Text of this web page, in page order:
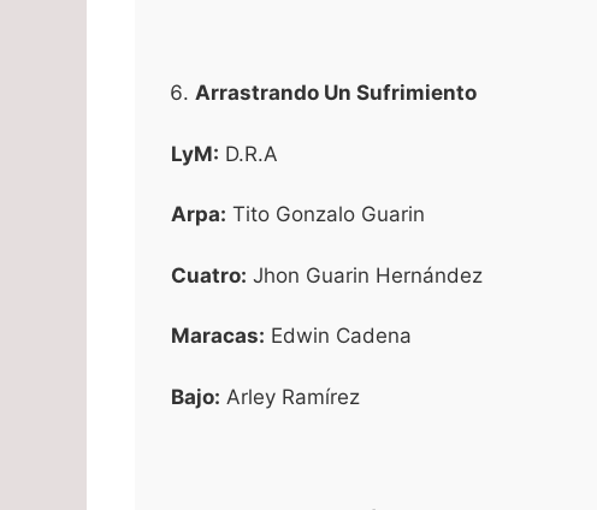
Arrastrando Un Sufrimiento
LyM: D.R.A
Arpa: Tito Gonzalo Guarin
Cuatro: Jhon Guarin Hernández
Maracas: Edwin Cadena
Bajo: Arley Ramírez